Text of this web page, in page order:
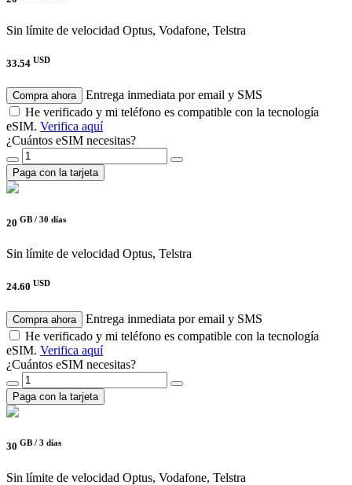
Sin límite de velocidad Optus, Vodafone, Telstra
33.54 USD
Compra ahora
Entrega inmediata por email y SMS
He verificado y mi teléfono es compatible con la tecnología
eSIM. Verifica aquí
¿Cuántos eSIM necesitas?
Paga con la tarjeta
20 GB / 30 días
Sin límite de velocidad Optus, Telstra
24.60 USD
Compra ahora
Entrega inmediata por email y SMS
He verificado y mi teléfono es compatible con la tecnología
eSIM. Verifica aquí
¿Cuántos eSIM necesitas?
Paga con la tarjeta
30 GB / 3 días
Sin límite de velocidad Optus, Vodafone, Telstra